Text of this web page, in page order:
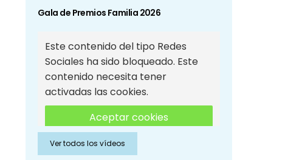
Gala de Premios Familia 2026
Este contenido del tipo Redes
Sociales ha sido bloqueado. Este
contenido necesita tener
activadas las cookies.
Aceptar cookies
Aceptar cookies de Redes
Sociales
Ver todos los vídeos